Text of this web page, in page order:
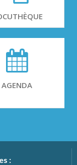
AGENDA
: